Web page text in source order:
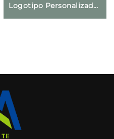
Logotipo Personalizado,
Térmica, Dobrável, para